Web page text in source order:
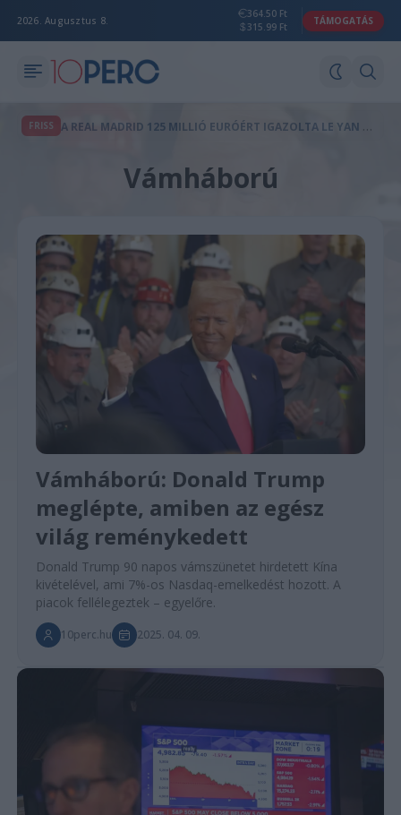
2026. Augusztus 8.
364.50 Ft
315.99 Ft
TÁMOGATÁS
FRISS A
REAL MADRID 125 MILLIÓ EURÓÉRT IGAZOLTA LE YAN DIOMANDÉT - Ő LENNE A KLUB VÁLASZA LAMINE YAMALRA?
Vámháború
Vámháború: Donald Trump
meglépte, amiben az egész
világ reménykedett
Donald Trump 90 napos vámszünetet hirdetett Kína
kivételével, ami 7%-os Nasdaq-emelkedést hozott. A
piacok fellélegeztek – egyelőre.
10perc.hu 2025. 04. 09.